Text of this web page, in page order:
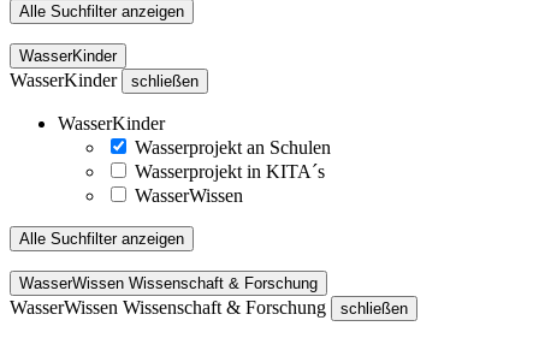
Alle Suchfilter anzeigen
WasserKinder
WasserKinder schließen
WasserKinder
Wasserprojekt an Schulen
Wasserprojekt in KITA´s
WasserWissen
Alle Suchfilter anzeigen
WasserWissen Wissenschaft & Forschung
WasserWissen Wissenschaft & Forschung schließen